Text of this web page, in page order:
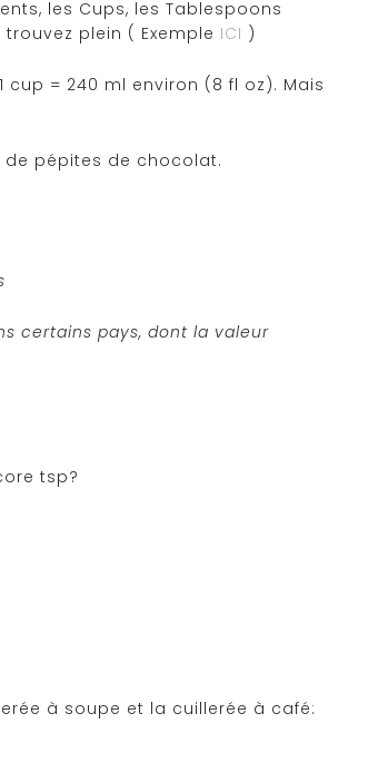
les Cups, les Tablespoons
plein ( Exemple ICI )
= 240 ml environ (8 fl oz). Mais
de pépites de chocolat.
certains pays, dont la valeur
tsp?
à soupe et la cuillerée à café: